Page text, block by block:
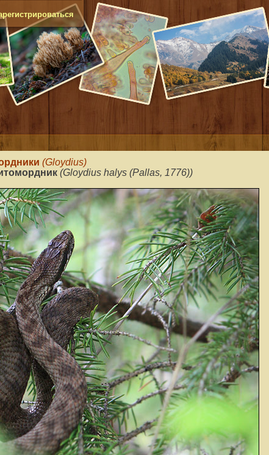
(Gloydius)
(Gloydius halys (Pallas, 1776))